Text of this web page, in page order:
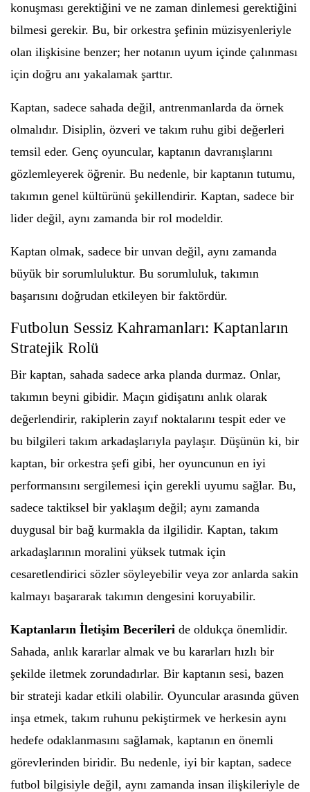
konuşması gerektiğini ve ne zaman dinlemesi gerektiğini
bilmesi gerekir. Bu, bir orkestra şefinin müzisyenleriyle
olan ilişkisine benzer; her notanın uyum içinde çalınması
için doğru anı yakalamak şarttır.
Kaptan, sadece sahada değil, antrenmanlarda da örnek
olmalıdır. Disiplin, özveri ve takım ruhu gibi değerleri
temsil eder. Genç oyuncular, kaptanın davranışlarını
gözlemleyerek öğrenir. Bu nedenle, bir kaptanın tutumu,
takımın genel kültürünü şekillendirir. Kaptan, sadece bir
lider değil, aynı zamanda bir rol modeldir.
Kaptan olmak, sadece bir unvan değil, aynı zamanda
büyük bir sorumluluktur. Bu sorumluluk, takımın
başarısını doğrudan etkileyen bir faktördür.
Futbolun Sessiz Kahramanları: Kaptanların
Stratejik Rolü
Bir kaptan, sahada sadece arka planda durmaz. Onlar,
takımın beyni gibidir. Maçın gidişatını anlık olarak
değerlendirir, rakiplerin zayıf noktalarını tespit eder ve
bu bilgileri takım arkadaşlarıyla paylaşır. Düşünün ki, bir
kaptan, bir orkestra şefi gibi, her oyuncunun en iyi
performansını sergilemesi için gerekli uyumu sağlar. Bu,
sadece taktiksel bir yaklaşım değil; aynı zamanda
duygusal bir bağ kurmakla da ilgilidir. Kaptan, takım
arkadaşlarının moralini yüksek tutmak için
cesaretlendirici sözler söyleyebilir veya zor anlarda sakin
kalmayı başararak takımın dengesini koruyabilir.
Kaptanların İletişim Becerileri de oldukça önemlidir.
Sahada, anlık kararlar almak ve bu kararları hızlı bir
şekilde iletmek zorundadırlar. Bir kaptanın sesi, bazen
bir strateji kadar etkili olabilir. Oyuncular arasında güven
inşa etmek, takım ruhunu pekiştirmek ve herkesin aynı
hedefe odaklanmasını sağlamak, kaptanın en önemli
görevlerinden biridir. Bu nedenle, iyi bir kaptan, sadece
futbol bilgisiyle değil, aynı zamanda insan ilişkileriyle de